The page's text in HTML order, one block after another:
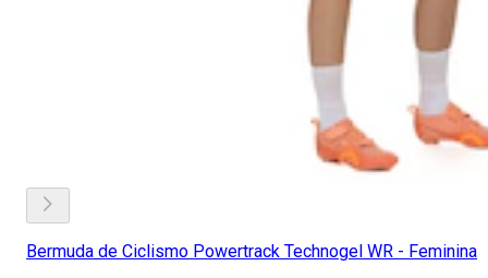
Bermuda de Ciclismo Powertrack Technogel WR - Feminina